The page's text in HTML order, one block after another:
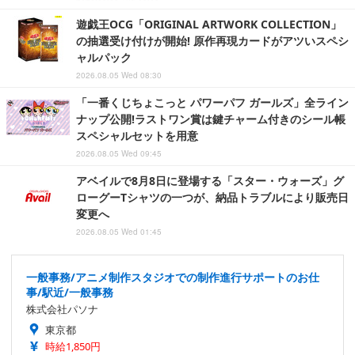
遊戯王OCG「ORIGINAL ARTWORK COLLECTION」
の抽選受け付けが開始! 原作再現カードがアツいスペシ
ャルパック
2026.08.05 Wed 08:30
「一番くじちょこっと パワーパフ ガールズ」全ライン
ナップ公開!ラストワン賞は鍵チャーム付きのシール帳
スペシャルセットを用意
2026.08.05 Wed 09:45
アベイルで8月8日に登場する「スター・ウォーズ」グ
ローグーTシャツの一つが、納品トラブルにより販売日
変更へ
2026.08.05 Wed 01:45
一般事務/アニメ制作スタジオでの制作進行サポートのお仕
事/駅近/一般事務
株式会社パソナ
東京都
時給1,850円